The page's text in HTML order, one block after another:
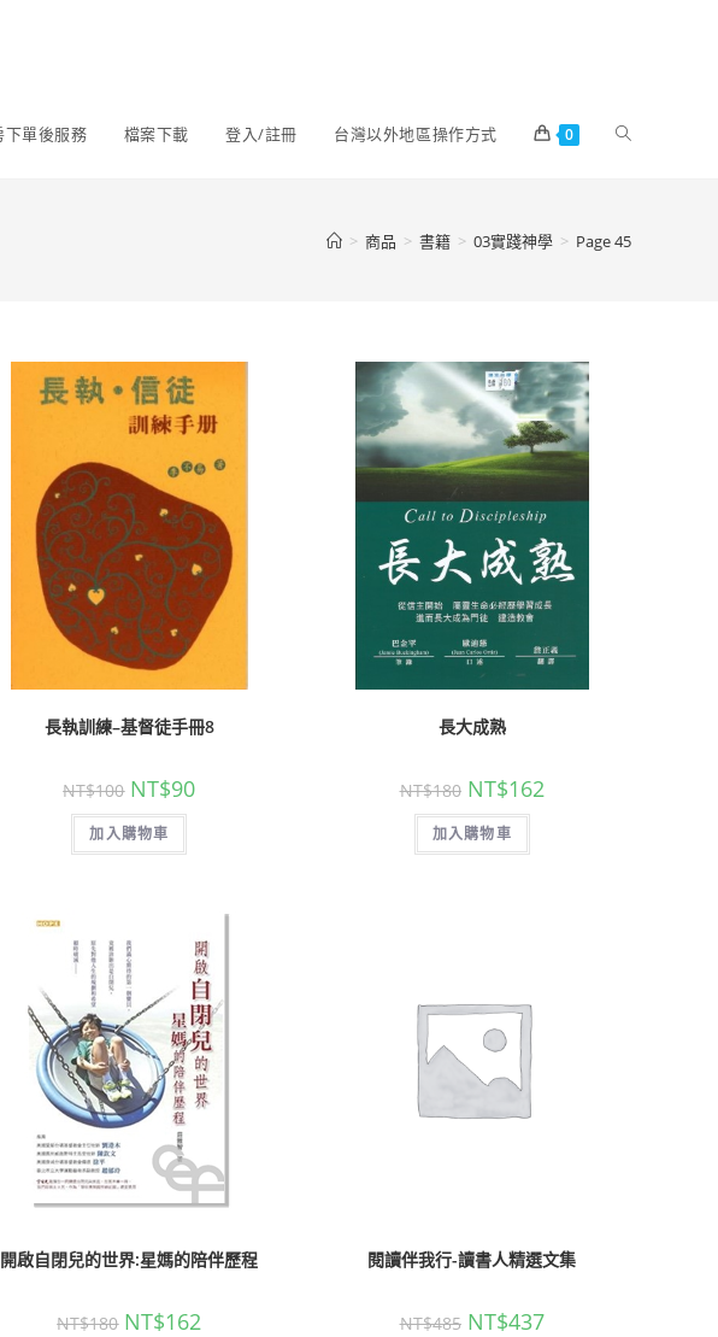
單後服務 檔案下載 登入/註冊 台灣以外地區操作方式 0
> 商品 > 書籍 > 03實踐神學 > Page 45
長執訓練–基督徒手冊8
NT$100 NT$90
加入購物車
長大成熟
NT$180 NT$162
加入購物車
開啟自閉兒的世界:星媽的陪伴歷程
NT$180 NT$162
閱讀伴我行-讀書人精選文集
NT$485 NT$437
NT$700NT$630